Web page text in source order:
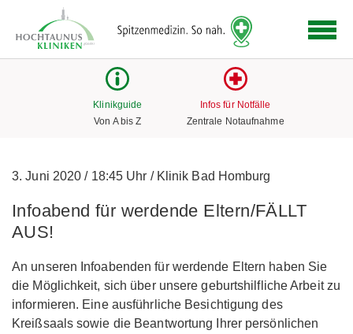
Link
zur
Klinikguide
Von A bis Z
Infos für Notfälle
Zentrale Notaufnahme
3. Juni 2020/18:45 Uhr /Klinik Bad Homburg
Infoabend für werdende Eltern/FÄLLT
AUS!
An unseren Infoabenden für werdende Eltern haben Sie
die Möglichkeit, sich über unsere geburtshilfliche Arbeit zu
informieren. Eine ausführliche Besichtigung des
Kreißsaals sowie die Beantwortung Ihrer persönlichen